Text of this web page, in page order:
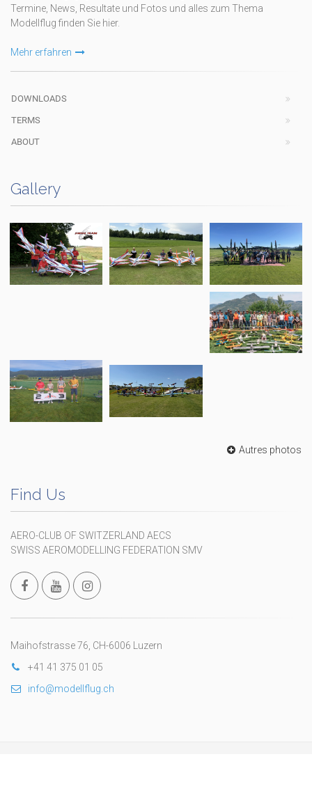
Termine, News, Resultate und Fotos und alles zum Thema
Modellflug finden Sie hier.
Mehr erfahren
DOWNLOADS
TERMS
ABOUT
Gallery
Autres photos
Find Us
AERO-CLUB OF SWITZERLAND AECS
SWISS AEROMODELLING FEDERATION SMV
Maihofstrasse 76, CH-6006 Luzern
+41 41 375 01 05
info@modellflug.ch